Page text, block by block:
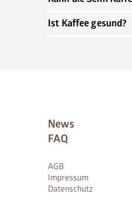
Ist Kaffee gesund?
News
FAQ
AGB
Impressum
Datenschutz